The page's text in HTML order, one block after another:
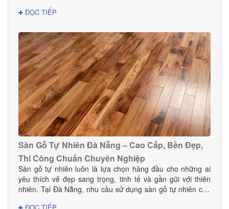
ĐỌC TIẾP
Sàn Gỗ Tự Nhiên Đà Nẵng – Cao Cấp, Bền Đẹp,
Thi Công Chuẩn Chuyên Nghiệp
Sàn gỗ tự nhiên luôn là lựa chọn hàng đầu cho những ai
yêu thích vẻ đẹp sang trọng, tinh tế và gần gũi với thiên
nhiên. Tại Đà Nẵng, nhu cầu sử dụng sàn gỗ tự nhiên cho